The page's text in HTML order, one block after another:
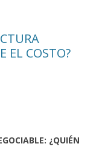
EL COSTO?
¿QUIÉN